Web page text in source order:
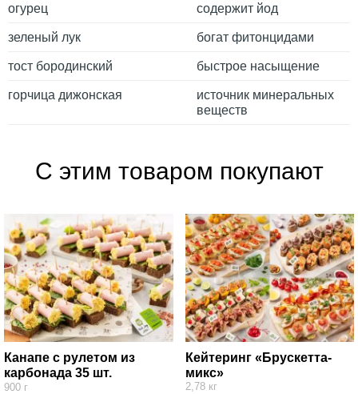
огурец содержит йод
зеленый лук богат фитонцидами
тост бородинский быстрое насыщение
горчица дижонская
источник минеральных
веществ
С этим товаром покупают
Канапе с рулетом из
карбонада 35 шт.
900 г
Кейтеринг «Брускетта-
микс»
2,78 кг